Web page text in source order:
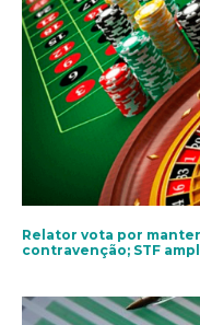
Relator vota por
contravenção; STF